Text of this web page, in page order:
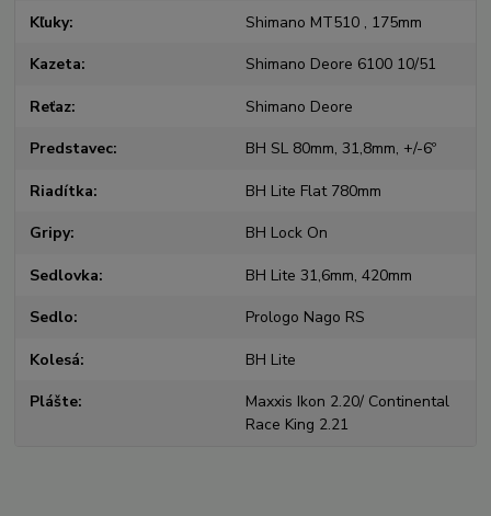
Kľuky Shimano MT510 , 175mm
Kazeta Shimano Deore 6100 10/51
Reťaz Shimano Deore
Predstavec BH SL 80mm, 31,8mm, +/-6º
Riadítka BH Lite Flat 780mm
Gripy BH Lock On
Sedlovka BH Lite 31,6mm, 420mm
Sedlo Prologo Nago RS
Kolesá BH Lite
Plášte
Maxxis Ikon 2.20/ Continental
Race King 2.21